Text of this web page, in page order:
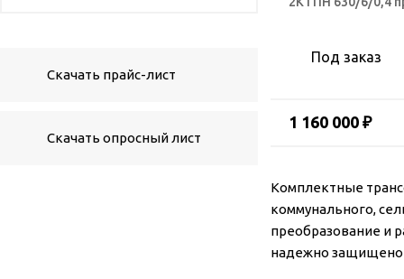
Скачать прайс-лист
Скачать опросный лист
Под заказ
1 160 000 ₽
Комплектные
коммунального,
преобразование и
надежно защищено